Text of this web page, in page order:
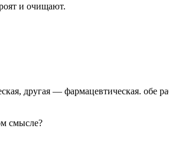
и очищают.
другая — фармацевтическая. обе
смысле?